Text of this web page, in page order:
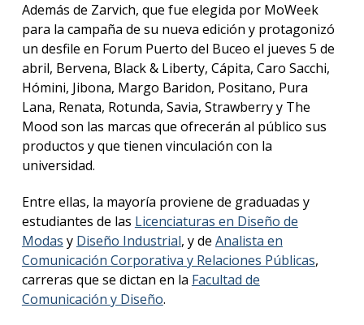
en
los
de la
Además de Zarvich, que fue elegida por MoWeek
para la campaña de su nueva edición y protagonizó
un desfile en Forum Puerto del Buceo el jueves 5 de
abril, Bervena, Black & Liberty, Cápita, Caro Sacchi,
Hómini, Jibona, Margo Baridon, Positano, Pura
Lana, Renata, Rotunda, Savia, Strawberry y The
Mood son las marcas que ofrecerán al público sus
productos y que tienen vinculación con la
universidad.
Entre ellas, la mayoría proviene de graduadas y
estudiantes de las Licenciaturas en Diseño de
Modas y Diseño Industrial, y de Analista en
Comunicación Corporativa y Relaciones Públicas,
carreras que se dictan en la Facultad de
Comunicación y Diseño.